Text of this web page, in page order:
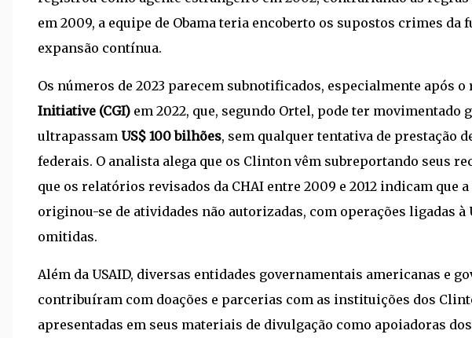
em 2009, a equipe de Obama teria encoberto os supostos crimes da
expansão contínua.
Os números de 2023 parecem subnotificados, especialmente após
Initiative (CGI) em 2022, que, segundo Ortel, pode ter movimentado
ultrapassam US$ 100 bilhões, sem qualquer tentativa de prestação
federais. O analista alega que os Clinton vêm subreportando seus
que os relatórios revisados da CHAI entre 2009 e 2012 indicam que
originou-se de atividades não autorizadas, com operações ligadas à
omitidas.
Além da USAID, diversas entidades governamentais americanas e
contribuíram com doações e parcerias com as instituições dos
apresentadas em seus materiais de divulgação como apoiadoras